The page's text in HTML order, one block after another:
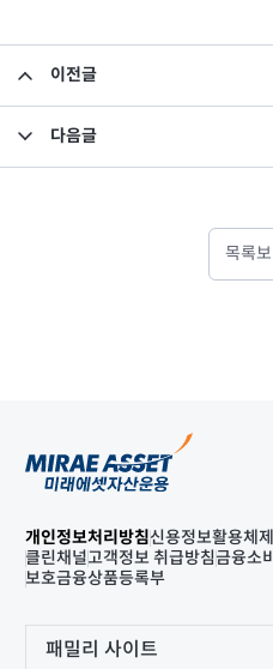
이전글
다음글
목록보
개인정보처리방침신용정보활용체제
클린채널고객정보 취급방침금융소
보호금융상품등록부
패밀리 사이트